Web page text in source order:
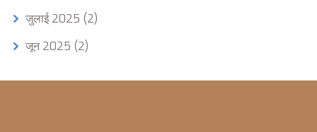
जुलाई 2025 (2)
जून 2025 (2)